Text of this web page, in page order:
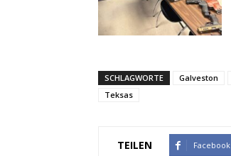
SCHLAGWORTE Galveston
Teksas
TEILEN Facebook